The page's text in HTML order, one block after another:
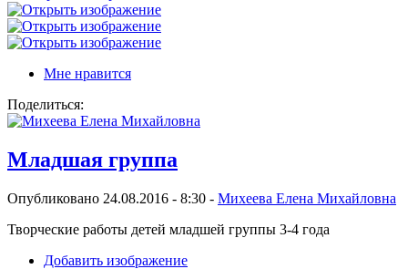
Мне нравится
Поделиться:
Младшая группа
Опубликовано 24.08.2016 - 8:30 - Михеева Елена Михайловна
Творческие работы детей младшей группы 3-4 года
Добавить изображение